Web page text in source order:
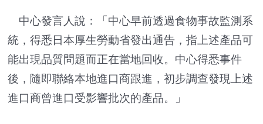
中心發言人說：「中心早前透過食物事故監測系
統，得悉日本厚生勞動省發出通告，指上述產品可
能出現品質問題而正在當地回收。中心得悉事件
後，隨即聯絡本地進口商跟進，初步調查發現上述
進口商曾進口受影響批次的產品。」